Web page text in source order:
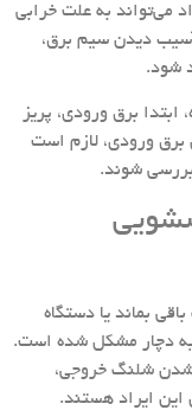
می‌تواند به علت خرابی
آسیب دیدن سیم برق،
شود.
برق ورودی، پریز
ورودی، لازم است
شوند.
بماند یا دستگاه
دچار مشکل شده است.
شدن شلنگ خروجی،
این ایراد هستند.